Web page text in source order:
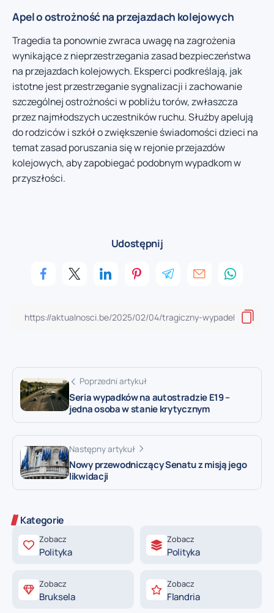
Apel o ostrożność na przejazdach kolejowych
Tragedia ta ponownie zwraca uwagę na zagrożenia
wynikające z nieprzestrzegania zasad bezpieczeństwa
na przejazdach kolejowych. Eksperci podkreślają, jak
istotne jest przestrzeganie sygnalizacji i zachowanie
szczególnej ostrożności w pobliżu torów, zwłaszcza
przez najmłodszych uczestników ruchu. Służby apelują
do rodziców i szkół o zwiększenie świadomości dzieci na
temat zasad poruszania się w rejonie przejazdów
kolejowych, aby zapobiegać podobnym wypadkom w
przyszłości.
Udostępnij
Poprzedni artykuł
Seria wypadków na autostradzie E19 –
jedna osoba w stanie krytycznym
Następny artykuł
Nowy przewodniczący Senatu z misją jego
likwidacji
Kategorie
Zobacz
Polityka
Zobacz
Polityka
Zobacz
Bruksela
Zobacz
Flandria